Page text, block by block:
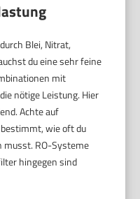
Blei, Nitrat,
du eine sehr feine
mit
nötige Leistung. Hier
Achte auf
bestimmt, wie oft du
musst. RO-Systeme
hingegen sind